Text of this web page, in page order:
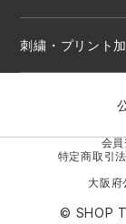
刺繍・プリント
会
特定商取引
大阪
© SHOP